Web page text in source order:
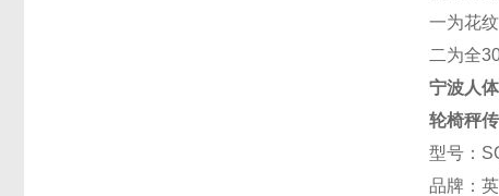
一为花
二为全
宁波人
轮椅秤
型号：
品牌：